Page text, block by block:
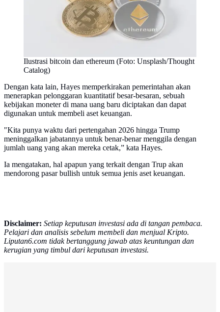
Ilustrasi bitcoin dan ethereum (Foto: Unsplash/Thought
Catalog)
Dengan kata lain, Hayes memperkirakan pemerintahan akan
menerapkan pelonggaran kuantitatif besar-besaran, sebuah
kebijakan moneter di mana uang baru diciptakan dan dapat
digunakan untuk membeli aset keuangan.
"Kita punya waktu dari pertengahan 2026 hingga Trump
meninggalkan jabatannya untuk benar-benar menggila dengan
jumlah uang yang akan mereka cetak,” kata Hayes.
Ia mengatakan, hal apapun yang terkait dengan Trup akan
mendorong pasar bullish untuk semua jenis aset keuangan.
Disclaimer: Setiap keputusan investasi ada di tangan pembaca.
Pelajari dan analisis sebelum membeli dan menjual Kripto.
Liputan6.com tidak bertanggung jawab atas keuntungan dan
kerugian yang timbul dari keputusan investasi.